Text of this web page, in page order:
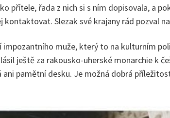
přítele, řada z nich si s ním dopisovala, a
Slezak své krajany rád pozval
muže, který to na kulturním
ještě za rakousko-uherské monarchie k
pamětní desku. Je možná dobrá